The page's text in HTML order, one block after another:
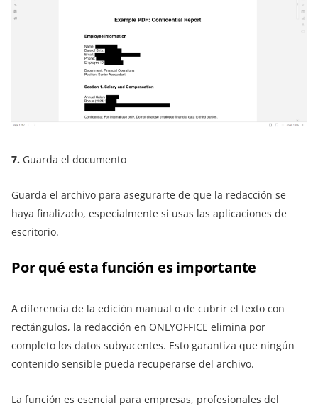
7. Guarda el documento
Guarda el archivo para asegurarte de que la redacción se
haya finalizado, especialmente si usas las aplicaciones de
escritorio.
Por qué esta función es importante
A diferencia de la edición manual o de cubrir el texto con
rectángulos, la redacción en ONLYOFFICE elimina por
completo los datos subyacentes. Esto garantiza que ningún
contenido sensible pueda recuperarse del archivo.
La función es esencial para empresas, profesionales del